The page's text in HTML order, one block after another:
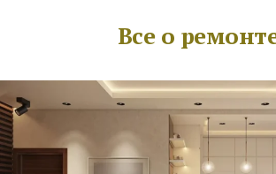
Все о